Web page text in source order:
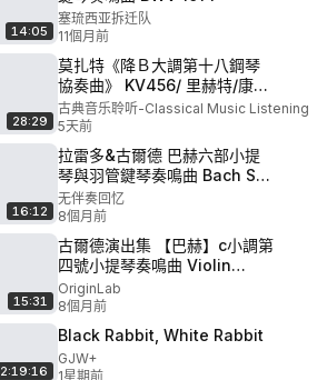
14:05
塞琉西亚拆迁队
11個月前
28:29
莫扎特《降Ｂ大調第十八鋼琴
協奏曲》 KV456/ 里赫特/康德
拉辛/莫斯科愛樂樂團/Mozart-
Piano Concerto No. 18 in B-
flat Major, KV
456/Richter/Kondrashin/Moscow
Phil
古典音乐聆听-Classical Music Listening
5天前
16:12
拉雷多&古爾德 巴赫六部小提
琴與羽管鍵琴奏鳴曲 Bach Six
Sonatas for Violin,
Harpsichord P4 - 4.Sonata
No. 4 in C minor BWV1017
无伴奏回忆
8個月前
15:31
古爾德演出集 【巴赫】c小調第
四號小提琴奏鳴曲 Violin
Sonata No. 4 in c minor
BWV 1017 (梅紐因和古爾德演
奏)
OriginLab
8個月前
2:19:16
Black Rabbit, White Rabbit
GJW+
1星期前